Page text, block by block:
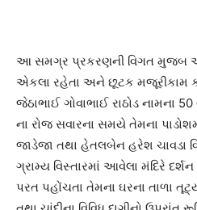
આ સમગ્ર પ્રકરણની વિગત મુજબ
એકલા રહેતા અને છૂટક મજૂરીકામ
જેઠાભાઈ ગોવાભાઈ રાઠોડ નામના 50
ના રોજ સવારના સમયે તેમના
જાડેજા તથા હેતલબેન હરેશ ચાવડા
ગ્રામ્ય વિસ્તારમાં આવેલા મંદિરે
પરત પહોંચતા તેમના ઘરના તાળા